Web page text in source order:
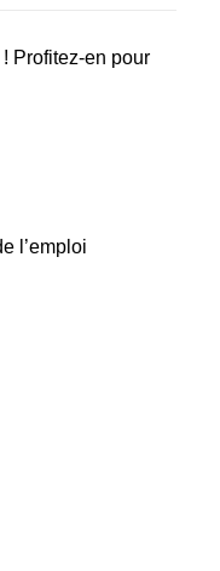
Profitez-en pour
l’emploi